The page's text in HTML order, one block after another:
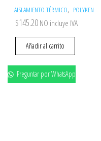
AISLAMIENTO TÉRMICO, POLYKEN
$145.20 NO incluye IVA
Añadir al carrito
Preguntar por WhatsApp